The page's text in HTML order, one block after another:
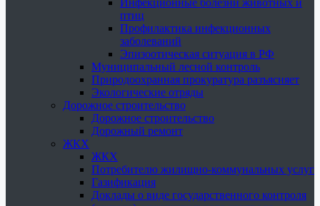
Инфекционные болезни животных и
птиц
Профилактика инфекционных
заболеваний
Эпизоотическая ситуация в РФ
Муниципальный лесной контроль
Природоохранная прокуратура разъясняет
Экологические отряды
Дорожное строительство
Дорожное строительство
Дорожный ремонт
ЖКХ
ЖКХ
Потребителю жилищно-коммунальных услуг
Газификация
Доклады о виде государственного контроля